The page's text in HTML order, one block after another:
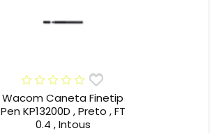
Wacom Caneta Finetip
Pen KP13200D , Preto , FT
0.4 , Intous